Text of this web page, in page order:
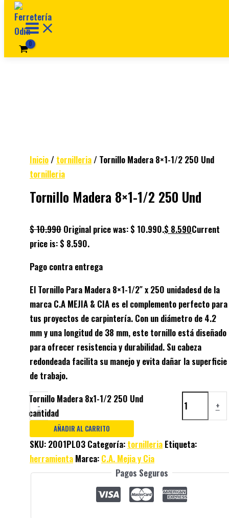
Ir al contenido
Inicio/ tornilleria/ Tornillo Madera 8×1-1/2 250 Und
tornilleria
Tornillo Madera 8×1-1/2 250 Und
$10.990 Original price was: $ 10.990.$ 8.590Current
price is: $ 8.590.
Pago contra entrega
El Tornillo Para Madera 8×1-1/2″ x 250 unidadesd de la
marca C.A MEJIA & CIA es el complemento perfecto para
tus proyectos de carpintería. Con un diámetro de 4.2
mm y una longitud de 38 mm, este tornillo está diseñado
para ofrecer resistencia y durabilidad. Su cabeza
redondeada facilita su manejo y evita dañar la superficie
de trabajo.
-
Tornillo Madera 8x1-1/2 250 Und
cantidad
+
AÑADIR AL CARRITO
SKU: 2001PL03 Categoría: tornilleria Etiqueta:
herramienta Marca: C.A. Mejia y Cia
Pagos Seguros